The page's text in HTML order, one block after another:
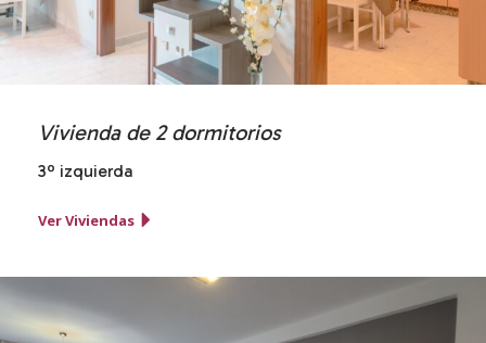
Vivienda de 2 dormitorios
3º izquierda
Ver Viviendas